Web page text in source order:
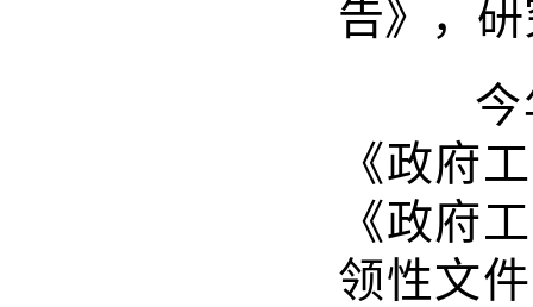
告》，
今年
《政府
《政府
领性文